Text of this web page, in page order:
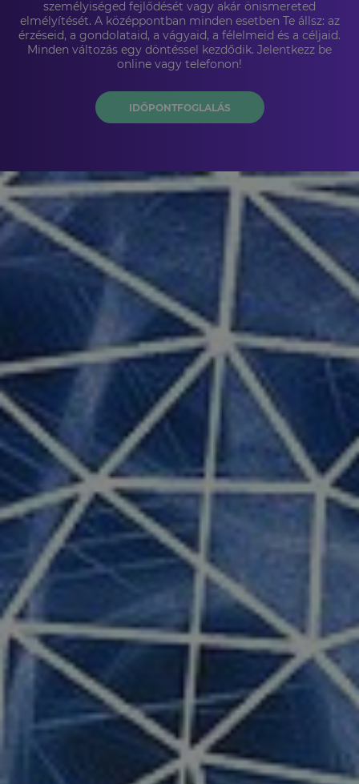
személyiséged fejlődését vagy akár önismereted
elmélyítését. A középpontban minden esetben Te állsz: az
érzéseid, a gondolataid, a vágyaid, a félelmeid és a céljaid.
Minden változás egy döntéssel kezdődik. Jelentkezz be
online vagy telefonon!
IDŐPONTFOGLALÁS